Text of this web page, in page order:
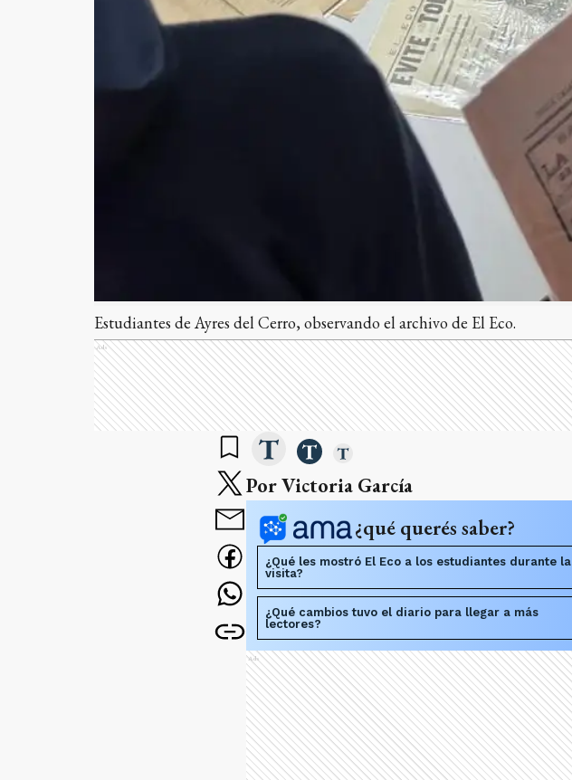
Estudiantes de Ayres del Cerro, observando el archivo de El Eco.
Ads
Por Victoria García
¿qué querés saber?
¿Qué les mostró El Eco a los estudiantes durante la
visita?
¿Qué cambios tuvo el diario para llegar a más
lectores?
Ads